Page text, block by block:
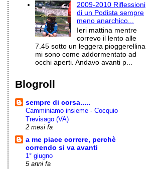
2009-2010 Riflessioni
di un Podista sempre
meno anarchico...
Ieri mattina mentre
correvo il lento alle
7.45 sotto un leggera pioggerellina
mi sono come addormentato ad
occhi aperti. Andavo avanti p...
Blogroll
sempre di corsa.....
Camminiamo insieme - Cocquio
Trevisago (VA)
2 mesi fa
a me piace correre, perchè
correndo si va avanti
1° giugno
5 anni fa